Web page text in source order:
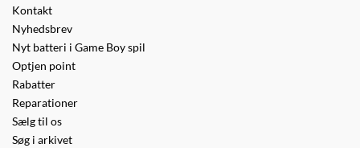
Kontakt
Nyhedsbrev
Nyt batteri i Game Boy spil
Optjen point
Rabatter
Reparationer
Sælg til os
Søg i arkivet